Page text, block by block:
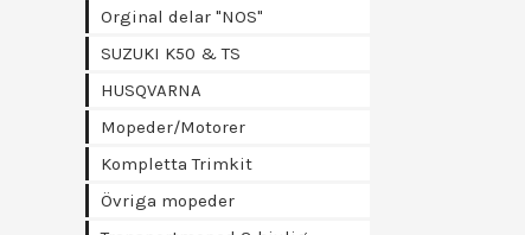
Orginal delar "NOS"
SUZUKI K50 & TS
HUSQVARNA
Mopeder/Motorer
Kompletta Trimkit
Övriga mopeder